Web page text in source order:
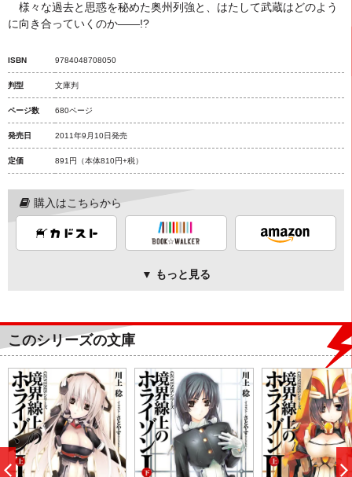
様々な過去と思惑を秘めた奥州列強と、はたして武蔵はどのよう
に向き合っていくのか――!?
ISBN 9784048708050
判型 文庫判
ページ数 680ページ
発売日 2011年9月10日発売
定価 891円 （本体810円+税）
購入はこちらから
▼ もっと見る
このシリーズの文庫